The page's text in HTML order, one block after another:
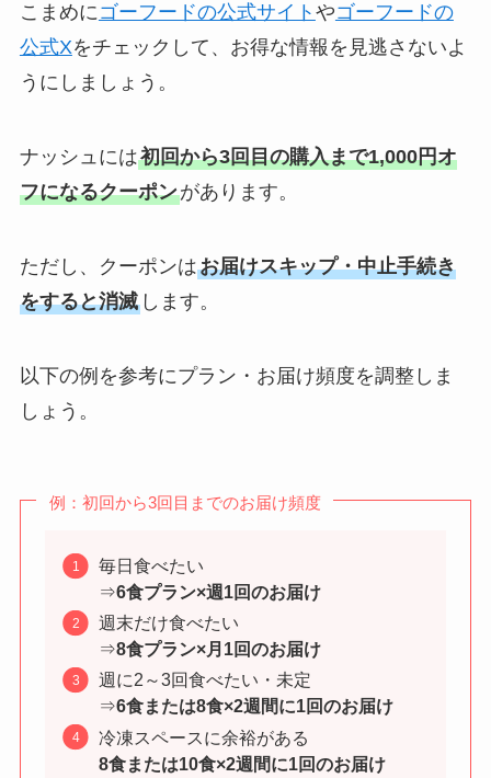
こまめにゴーフードの公式サイト やゴーフードの
公式Xをチェックして、お得な情報を見逃さないよ
うにしましょう。
ナッシュには初回から3回目の購入まで1,000円オ
フになるクーポンがあります。
ただし、クーポンはお届けスキップ・中止手続き
をすると消滅します。
以下の例を参考にプラン・お届け頻度を調整しま
しょう。
例：初回から3回目までのお届け頻度
毎日食べたい
⇒6食プラン×週1回のお届け
週末だけ食べたい
⇒8食プラン×月1回のお届け
週に2～3回食べたい・未定
⇒6食または8食×2週間に1回のお届け
冷凍スペースに余裕がある
8食または10食×2週間に1回のお届け